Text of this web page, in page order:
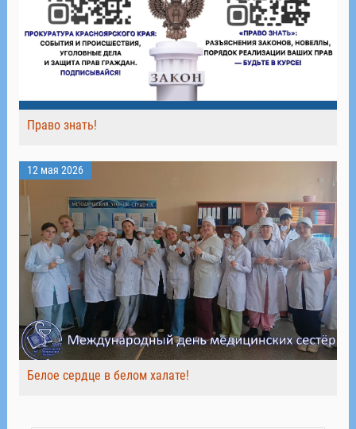
Право знать!
12 мая 2026
Белое сердце в белом халате!